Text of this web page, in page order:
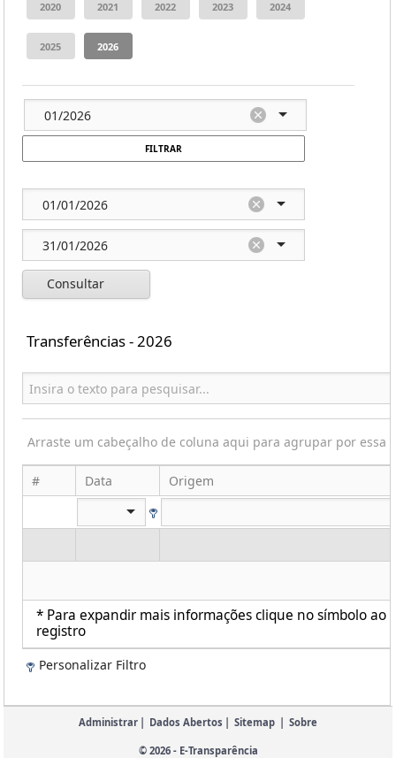
FILTRAR
Consultar
Transferências - 2026
Arraste um cabeçalho de coluna aqui para agrupar por essa
* Para expandir mais informações clique no símbolo ao
registro
# Data Origem
Personalizar Filtro
Administrar Dados Abertos Sitemap Sobre
© 2026 - E-Transparência